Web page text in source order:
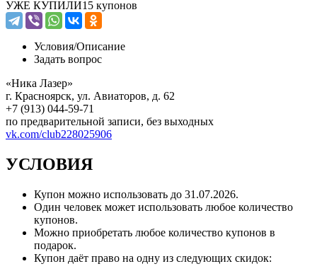
УЖЕ КУПИЛИ15 купонов
Условия/Описание
Задать вопрос
«Ника Лазер»
г. Красноярск, ул. Авиаторов, д. 62
+7 (913) 044-59-71
по предварительной записи, без выходных
vk.com/club228025906
УСЛОВИЯ
Купон можно использовать до 31.07.2026.
Один человек может использовать любое количество
купонов.
Можно приобретать любое количество купонов в
подарок.
Купон даёт право на одну из следующих скидок: